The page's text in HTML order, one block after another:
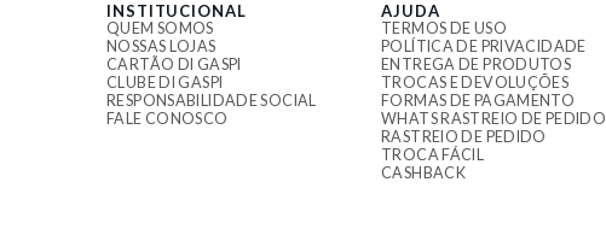
INSTITUCIONAL
QUEM SOMOS
NOSSAS LOJAS
CARTÃO DI GASPI
CLUBE DI GASPI
RESPONSABILIDADE SOCIAL
FALE CONOSCO
AJUDA
TERMOS DE USO
POLÍTICA DE PRIVACIDADE
ENTREGA DE PRODUTOS
TROCAS E DEVOLUÇÕES
FORMAS DE PAGAMENTO
WHATS RASTREIO DE PEDIDO
RASTREIO DE PEDIDO
TROCA FÁCIL
CASHBACK